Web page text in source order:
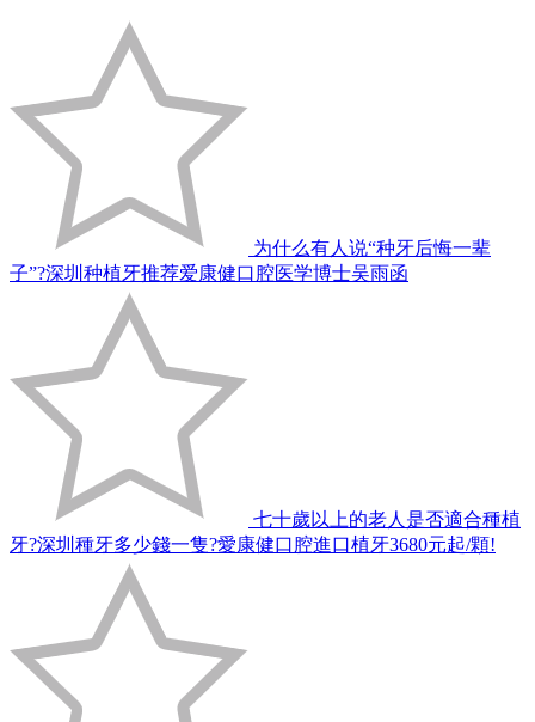
为什么有人说“种牙后悔一辈
子”?深圳种植牙推荐爱康健口腔医学博士吴雨函
七十歲以上的老人是否適合種植
牙?深圳種牙多少錢一隻?愛康健口腔進口植牙3680元起/顆!